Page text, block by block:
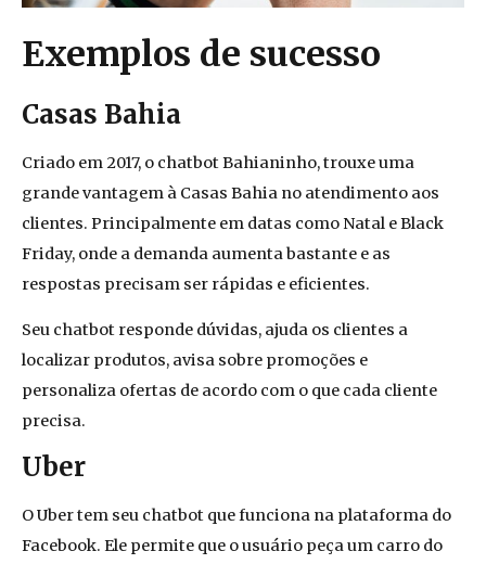
Exemplos de sucesso
Casas Bahia
Criado em 2017, o chatbot Bahianinho, trouxe uma
grande vantagem à Casas Bahia no atendimento aos
clientes. Principalmente em datas como Natal e Black
Friday, onde a demanda aumenta bastante e as
respostas precisam ser rápidas e eficientes.
Seu chatbot responde dúvidas, ajuda os clientes a
localizar produtos, avisa sobre promoções e
personaliza ofertas de acordo com o que cada cliente
precisa.
Uber
O Uber tem seu chatbot que funciona na plataforma do
Facebook. Ele permite que o usuário peça um carro do